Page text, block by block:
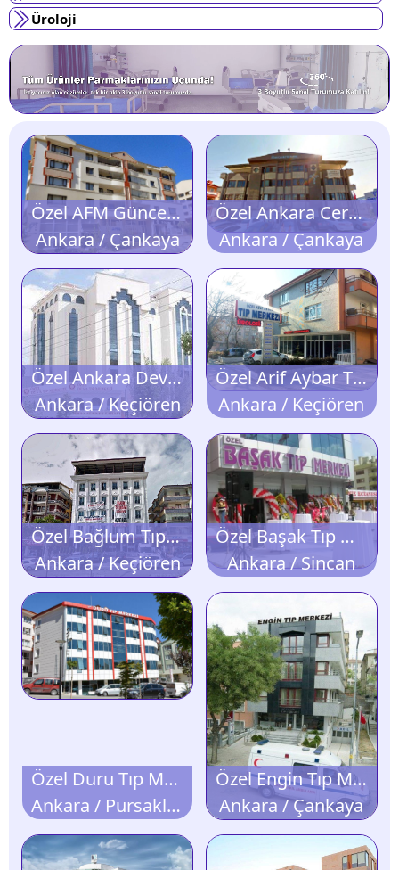
Üroloji
Özel AFM Güncel Genel Cerrahi Merkezi
Ankara / Çankaya
Özel Ankara Cerrahi Tıp Merkezi
Ankara / Çankaya
Özel Ankara Deva Tıp Merkezi
Ankara / Keçiören
Özel Arif Aybar Tıp Merkezi
Ankara / Keçiören
Özel Bağlum Tıp Merkezi
Ankara / Keçiören
Özel Başak Tıp Merkezi
Ankara / Sincan
Özel Duru Tıp Merkezi
Ankara / Pursaklar
Özel Engin Tıp Merkezi
Ankara / Çankaya